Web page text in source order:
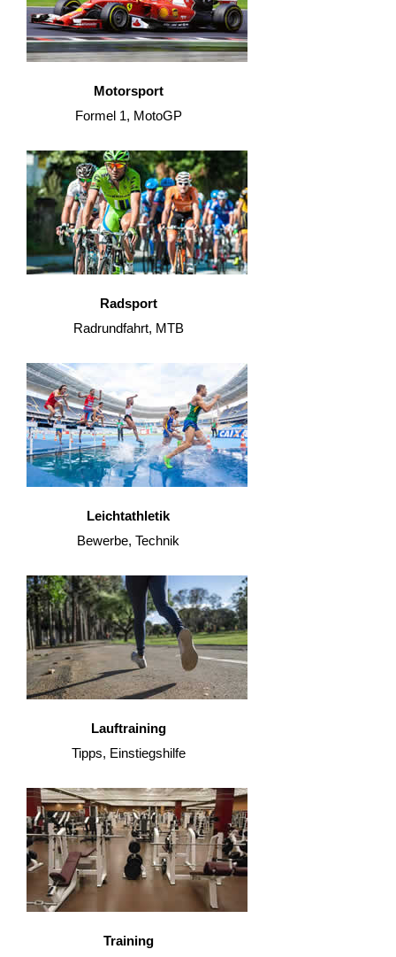
Motorsport
Formel 1, MotoGP
Radsport
Radrundfahrt, MTB
Leichtathletik
Bewerbe, Technik
Lauftraining
Tipps, Einstiegshilfe
Training